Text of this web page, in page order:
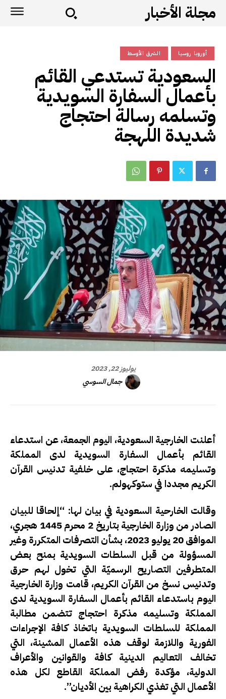
مجلة الأخبار
أوروبا روسيا الشرق الأوسط
السعودية تستدعي القائم
بأعمال السفارة السويدية
وتسلمه رسالة احتجاج
شديدة اللهجة
يوليوز 22, 2023
جمال السوسي
أعلنت الخارجية السعودية، اليوم الجمعة، عن استدعاء
القائم بأعمال السفارة السويدية لدى المملكة
وتسليمه مذكرة احتجاج، على خلفية تدنيس القرآن
الكريم مجددا في ستوكهولم.
وقالت الخارحية السعودية في بيان لها: “إلحاقا للبيان
الصادر من وزارة الخارجية بتاريخ 2 محرم 1445 هجري،
الموافق 20 يوليو 2023، بشأن التصرفات المتكررة وغير
المسؤولة من قبل السلطات السويدية بمنح بعض
المتطرفين التصاريح الرسميّة التي تخول لهم حرق
وتدنيس نسخ من القرآن الكريم، قامت وزارة الخارجية
اليوم باستدعاء القائم بأعمال السفارة السويدية لدى
المملكة وتسليمه مذكرة احتجاج تتضمن مطالبة
المملكة للسلطات السويدية باتخاذ كافة الإجراءات
الفورية واللازمة لوقف هذه الأعمال المشينة، التي
تخالف التعاليم الدينية كافة والقوانين والأعراف
الدولية، مؤكدة رفض المملكة القاطع لكل هذه
الأعمال التي تغذي الكراهية بين الأديان”.